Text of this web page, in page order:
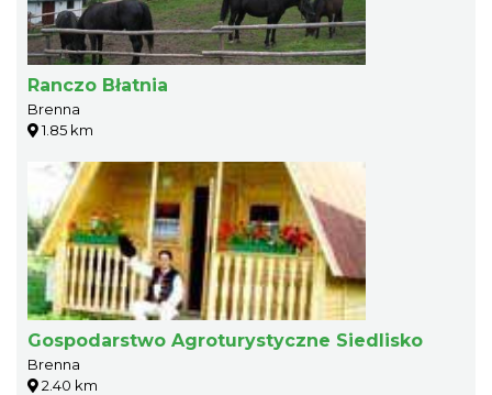
Ranczo Błatnia
Brenna
1.85 km
Gospodarstwo Agroturystyczne Siedlisko
Brenna
2.40 km